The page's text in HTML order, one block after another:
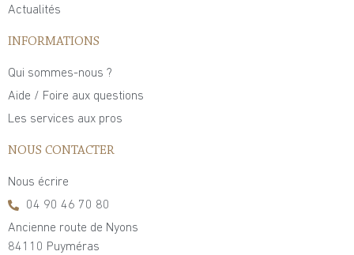
Actualités
INFORMATIONS
Qui sommes-nous ?
Aide / Foire aux questions
Les services aux pros
NOUS CONTACTER
Nous écrire
04 90 46 70 80
Ancienne route de Nyons
84110 Puyméras